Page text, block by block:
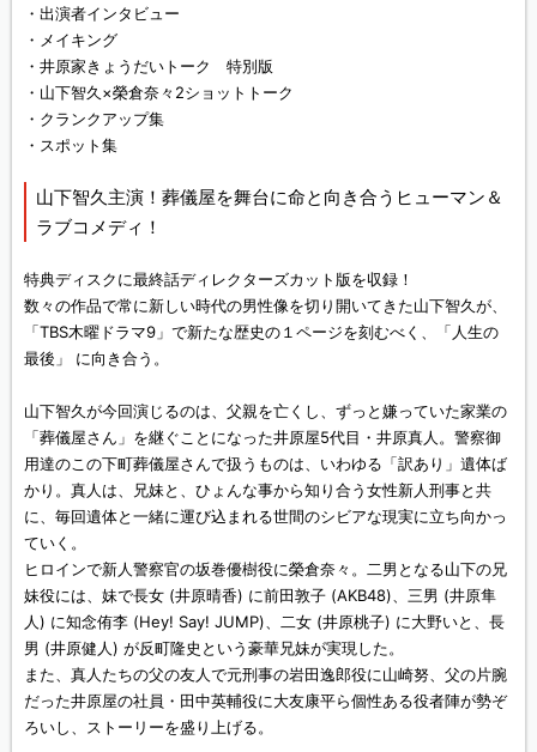
・出演者インタビュー
・メイキング
・井原家きょうだいトーク 特別版
・山下智久×榮倉奈々2ショットトーク
・クランクアップ集
・スポット集
山下智久主演！葬儀屋を舞台に命と向き合うヒューマン＆
ラブコメディ！
特典ディスクに最終話ディレクターズカット版を収録！
数々の作品で常に新しい時代の男性像を切り開いてきた山下智久が、
「TBS木曜ドラマ9」で新たな歴史の１ページを刻むべく、「人生の
最後」 に向き合う。
山下智久が今回演じるのは、父親を亡くし、ずっと嫌っていた家業の
「葬儀屋さん」を継ぐことになった井原屋5代目・井原真人。警察御
用達のこの下町葬儀屋さんで扱うものは、いわゆる「訳あり」遺体ば
かり。真人は、兄妹と、ひょんな事から知り合う女性新人刑事と共
に、毎回遺体と一緒に運び込まれる世間のシビアな現実に立ち向かっ
ていく。
ヒロインで新人警察官の坂巻優樹役に榮倉奈々。二男となる山下の兄
妹役には、妹で長女 (井原晴香) に前田敦子 (AKB48)、三男 (井原隼
人) に知念侑李 (Hey! Say! JUMP)、二女 (井原桃子) に大野いと、長
男 (井原健人) が反町隆史という豪華兄妹が実現した。
また、真人たちの父の友人で元刑事の岩田逸郎役に山崎努、父の片腕
だった井原屋の社員・田中英輔役に大友康平ら個性ある役者陣が勢ぞ
ろいし、ストーリーを盛り上げる。